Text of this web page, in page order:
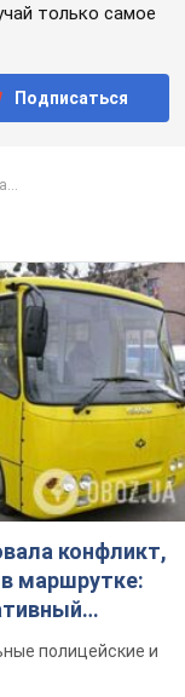
только самое
Подписаться
конфликт,
в маршрутке:
полицейские и